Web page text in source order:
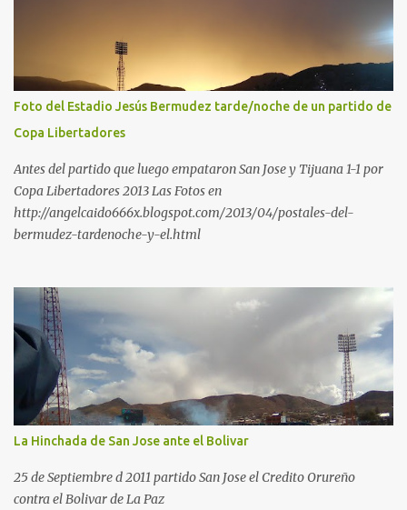
Foto del Estadio Jesús Bermudez tarde/noche de un partido de
Copa Libertadores
Antes del partido que luego empataron San Jose y Tijuana 1-1 por
Copa Libertadores 2013 Las Fotos en
http://angelcaido666x.blogspot.com/2013/04/postales-del-
bermudez-tardenoche-y-el.html
La Hinchada de San Jose ante el Bolivar
25 de Septiembre d 2011 partido San Jose el Credito Orureño
contra el Bolivar de La Paz